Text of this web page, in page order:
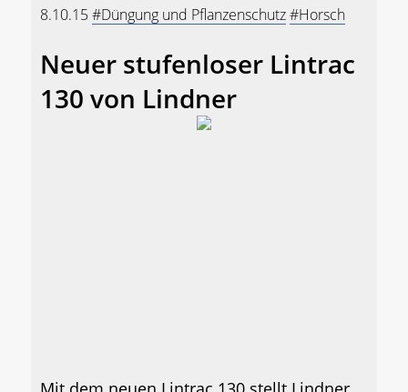
8.10.15#Düngung und Pflanzenschutz#Horsch
Neuer stufenloser Lintrac
130 von Lindner